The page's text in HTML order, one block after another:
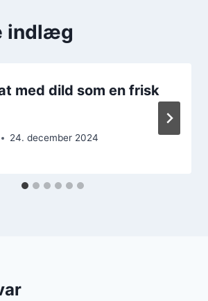
indlæg
med dild som en frisk
24. december 2024